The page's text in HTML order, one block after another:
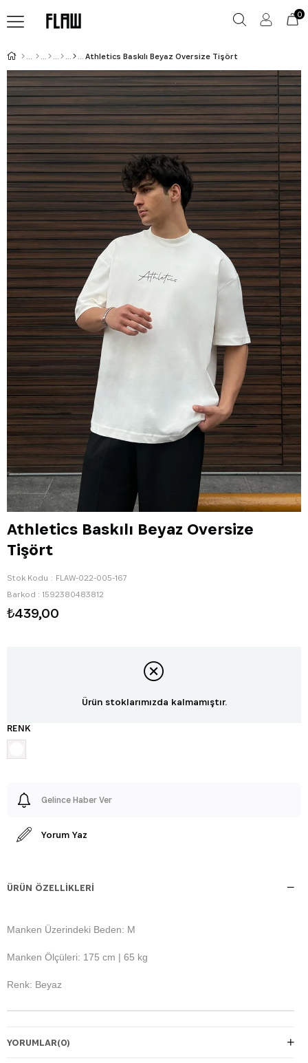
0
Athletics Baskılı Beyaz Oversize Tişört
Athletics Baskılı Beyaz Oversize
Tişört
Stok Kodu
FLAW-022-005-167
Barkod : 1592380483812
₺439,00
Ürün stoklarımızda kalmamıştır.
RENK
Gelince Haber Ver
Yorum Yaz
ÜRÜN ÖZELLIKLERI
Manken Üzerindeki Beden: M
Manken Ölçüleri: 175 cm | 65 kg
Renk: Beyaz
YORUMLAR(0)